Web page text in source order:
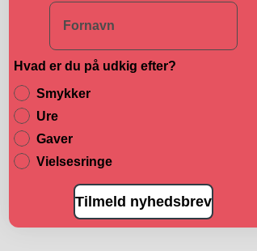
Navn
Hvad er du på udkig efter?
Smykker
Ure
Gaver
Vielsesringe
Tilmeld nyhedsbrev